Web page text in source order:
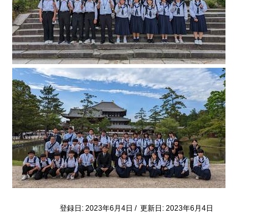
登録日: 2023年6月4日 / 更新日: 2023年6月4日